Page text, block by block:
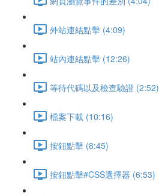
外站連結點擊 (4:09)
站內連結點擊 (12:26)
等待代碼以及檢查驗證 (2:52)
檔案下載 (10:16)
按鈕點擊 (8:45)
按鈕點擊#CSS選擇器 (6:53)